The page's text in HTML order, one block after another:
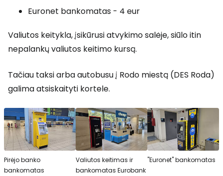
Euronet bankomatas - 4 eur
Valiutos keitykla, įsikūrusi atvykimo salėje, siūlo itin
nepalankų valiutos keitimo kursą.
Tačiau taksi arba autobusu į Rodo miestą (DES Roda)
galima atsiskaityti kortele.
Pirėjo banko
bankomatas
Valiutos keitimas ir
bankomatas Eurobank
"Euronet" bankomatas